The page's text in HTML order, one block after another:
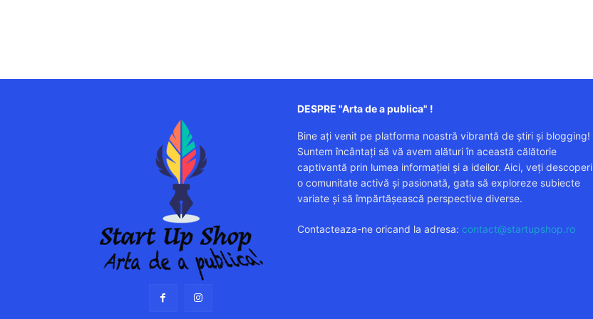
DESPRE "Arta de a publica" !
Bine ați venit pe platforma noastră vibrantă de știri și blogging!
Suntem încântați să vă avem alături în această călătorie
captivantă prin lumea informației și a ideilor. Aici, veți descoperi
o comunitate activă și pasionată, gata să exploreze subiecte
variate și să împărtășească perspective diverse.
Contacteaza-ne oricand la adresa: contact@startupshop.ro